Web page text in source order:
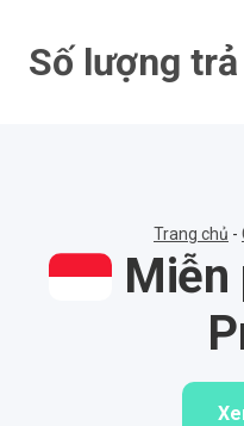
Số lượng
Trang chủ -
Miễn